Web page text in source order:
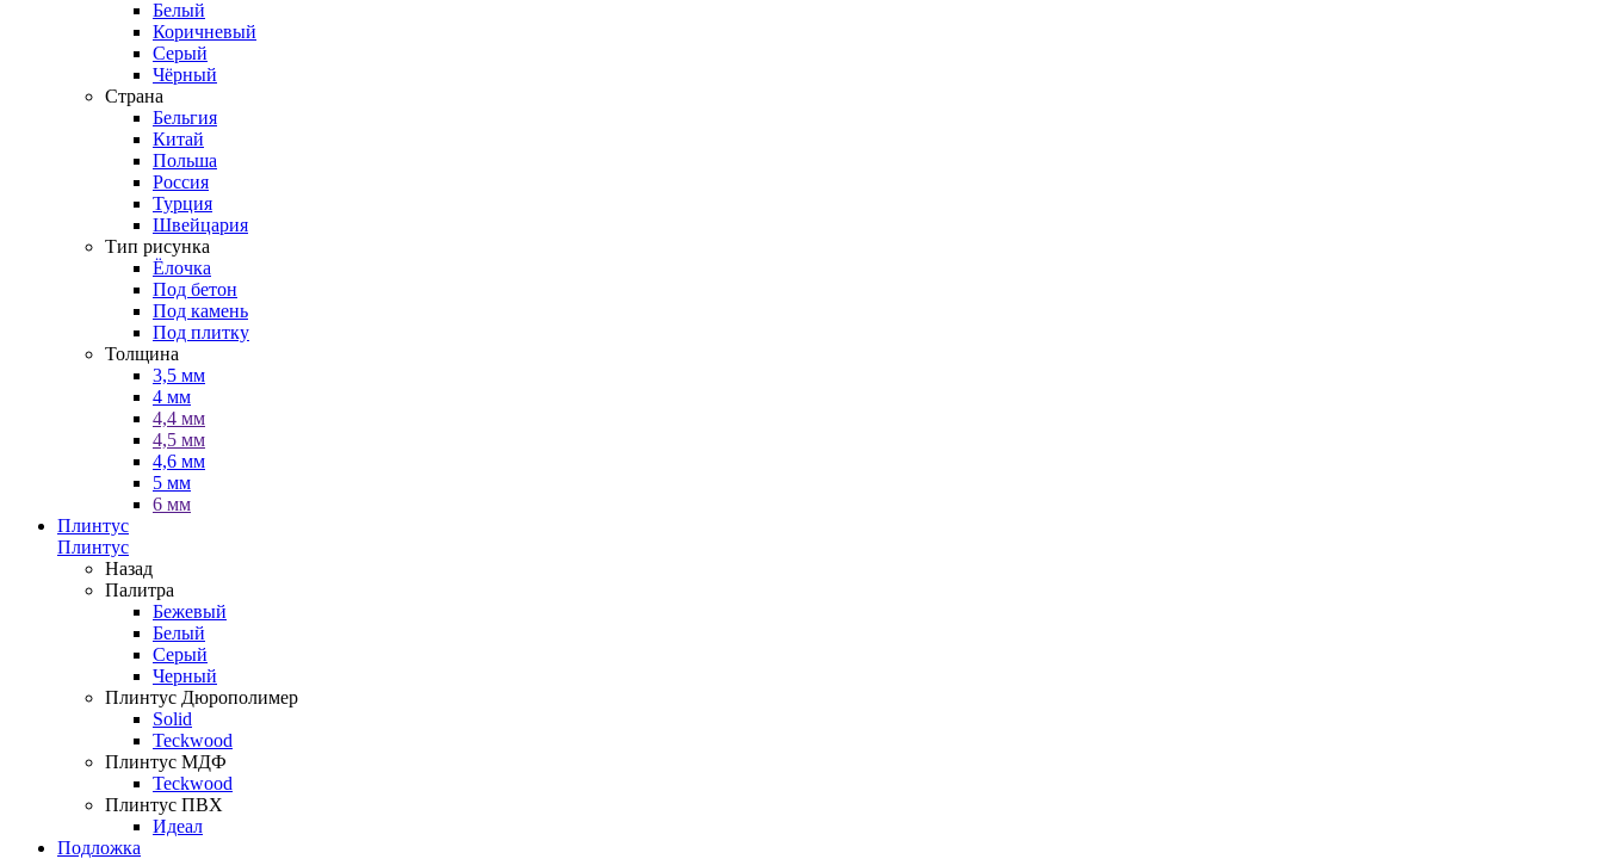
Белый
Коричневый
Серый
Чёрный
Страна
Бельгия
Китай
Польша
Россия
Турция
Швейцария
Тип рисунка
Ёлочка
Под бетон
Под камень
Под плитку
Толщина
3,5 мм
4 мм
4,4 мм
4,5 мм
4,6 мм
5 мм
6 мм
Плинтус
Плинтус
Назад
Палитра
Бежевый
Белый
Серый
Черный
Плинтус Дюрополимер
Solid
Teckwood
Плинтус МДФ
Teckwood
Плинтус ПВХ
Идеал
Подложка